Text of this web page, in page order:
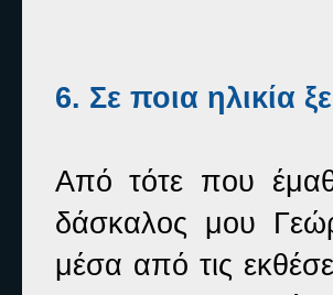
6. Σε ποια ηλικία
Από τότε που
δάσκαλος μου
μέσα από τις